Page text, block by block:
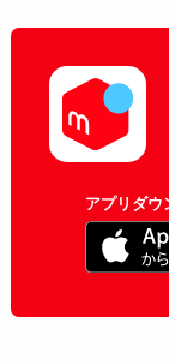
アプリダウ